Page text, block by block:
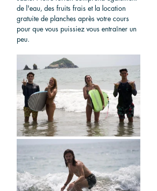
de l'eau, des fruits frais et la location
gratuite de planches après votre cours
pour que vous puissiez vous entraîner un
peu.